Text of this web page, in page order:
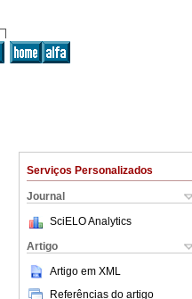
Serviços Personalizados
Journal
SciELO Analytics
Artigo
Artigo em XML
Referências do artigo